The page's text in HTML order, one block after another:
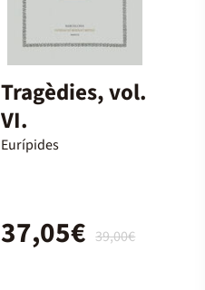
Tragèdies, vol.
VI.
Eurípides
39,00€
37,05€